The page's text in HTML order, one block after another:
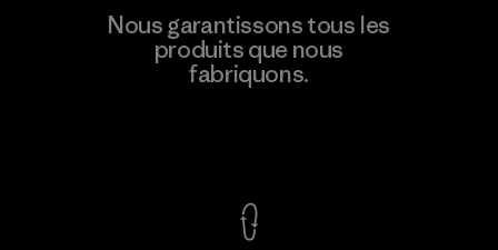
Youngone Hung Yen CO., LTD
(YHL)
Nous garantissons tous les
produits que nous
fabriquons.